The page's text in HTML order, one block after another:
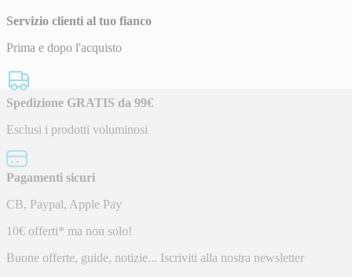
Servizio clienti al tuo fianco
Prima e dopo l'acquisto
Spedizione GRATIS da 99€
Esclusi i prodotti voluminosi
Pagamenti sicuri
CB, Paypal, Apple Pay
Newsletter
10€ offerti* ma non solo!
Buone offerte, guide, notizie... Iscriviti alla nostra newsletter